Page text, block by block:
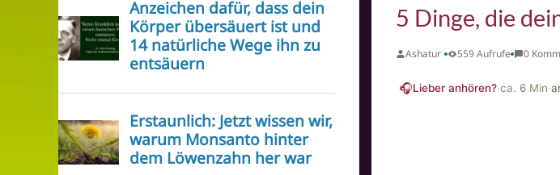
5 Dinge, die
Ashatur 559 Aufrufe 0
🎧Lieber anhören?·ca. 6 Min·